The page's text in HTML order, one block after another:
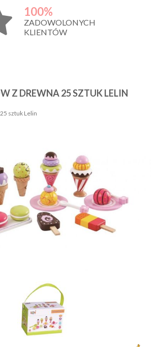
100%
ZADOWOLONYCH
KLIENTÓW
Z DREWNA 25 SZTUK LELIN
sztuk Lelin